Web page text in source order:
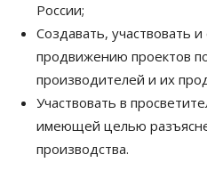
России;
Создавать, участвовать и
продвижению проектов
производителей и их
Участвовать в
имеющей целью
производства.